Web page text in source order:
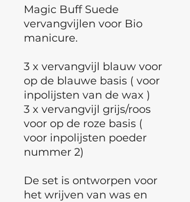
Magic Buff Suede
vervangvijlen voor Bio
manicure.
3 x vervangvijl blauw voor
op de blauwe basis ( voor
inpolijsten van de wax )
3 x vervangvijl grijs/roos
voor op de roze basis (
voor inpolijsten poeder
nummer 2)
De set is ontworpen voor
het wrijven van was en